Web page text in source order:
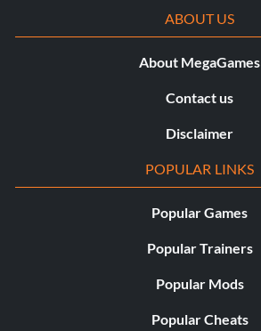
ABOUT US
About MegaGames
Contact us
Disclaimer
POPULAR LINKS
Popular Games
Popular Trainers
Popular Mods
Popular Cheats